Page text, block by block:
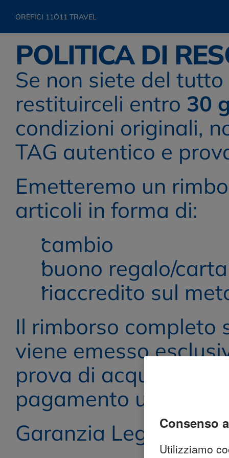
OREFICI 11O11 TRAVEL
POLITICA DI
Se non siete del
restituirceli entro 30
condizioni originali,
TAG autentico e
Emetteremo un
articoli in forma di:
cambio
buono regalo/carta
riaccredito sul
Il rimborso completo
viene emesso
prova di acquisto e
pagamento
Garanzia Legaleconsenso
Utilizziamo